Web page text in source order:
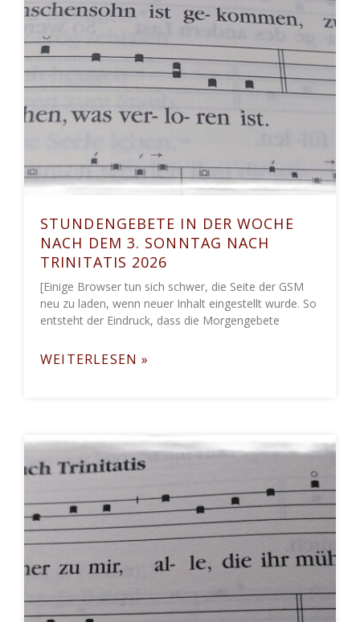
STUNDENGEBETE IN DER WOCHE
NACH DEM 3. SONNTAG NACH
TRINITATIS 2026
[Einige Browser tun sich schwer, die Seite der GSM
neu zu laden, wenn neuer Inhalt eingestellt wurde. So
entsteht der Eindruck, dass die Morgengebete
WEITERLESEN »